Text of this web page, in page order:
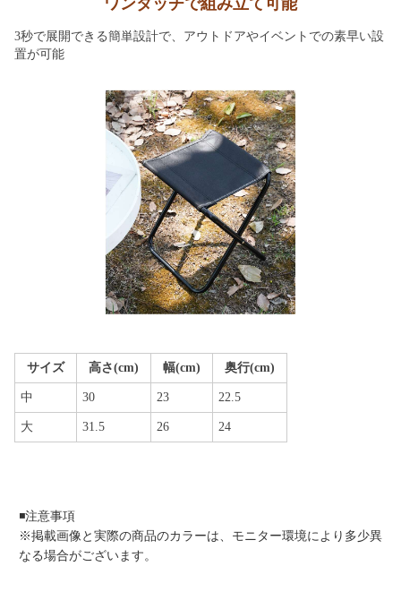
ワンタッチで組み立て可能
3秒で展開できる簡単設計で、アウトドアやイベントでの素早い設
置が可能
サイズ 高さ(cm) 幅(cm) 奥行(cm)
中 30 23 22.5
大 31.5 26 24
◾️注意事項
※掲載画像と実際の商品のカラーは、モニター環境により多少異
なる場合がございます。